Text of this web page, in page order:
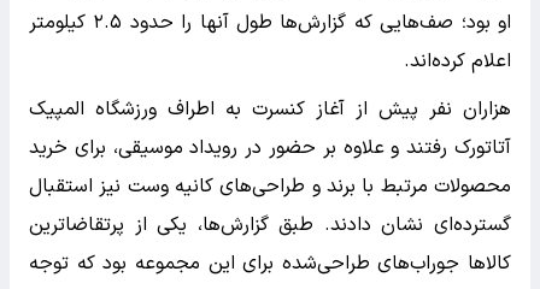
او بود؛ صف‌هایی که گزارش‌ها طول آنها را حدود ۲.۵ کیلومتر
اعلام کرده‌اند.
هزاران نفر پیش از آغاز کنسرت به اطراف ورزشگاه المپیک
آتاتورک رفتند و علاوه بر حضور در رویداد موسیقی، برای خرید
محصولات مرتبط با برند و طراحی‌های کانیه وست نیز استقبال
گسترده‌ای نشان دادند. طبق گزارش‌ها، یکی از پرتقاضاترین
کالاها جوراب‌های طراحی‌شده برای این مجموعه بود که توجه